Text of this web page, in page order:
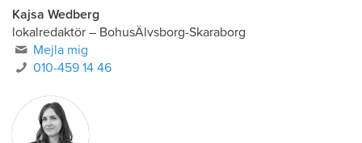
Kajsa Wedberg
lokalredaktör – BohusÄlvsborg-Skaraborg
Mejla mig
010-459 14 46